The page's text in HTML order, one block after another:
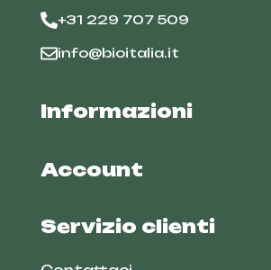
+31 229 707 509
info@bioitalia.it
Informazioni
Account
Servizio clienti